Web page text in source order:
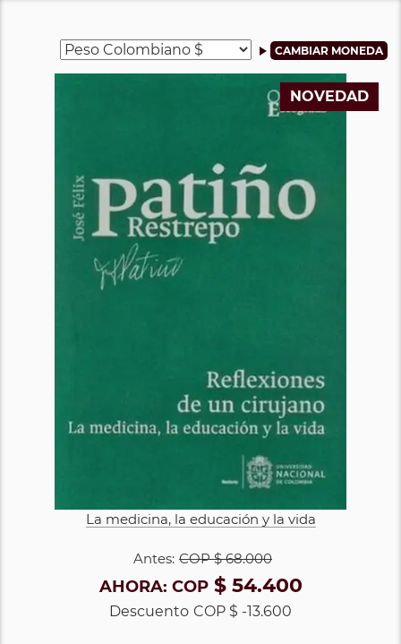
NOVEDAD
La medicina, la educación y la vida
Antes: COP$ 68.000
AHORA: COP$ 54.400
Descuento COP $ -13.600